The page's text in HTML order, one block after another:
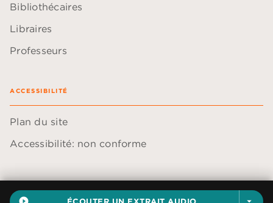
Bibliothécaires
Libraires
Professeurs
ACCESSIBILITÉ
Plan du site
Accessibilité: non conforme